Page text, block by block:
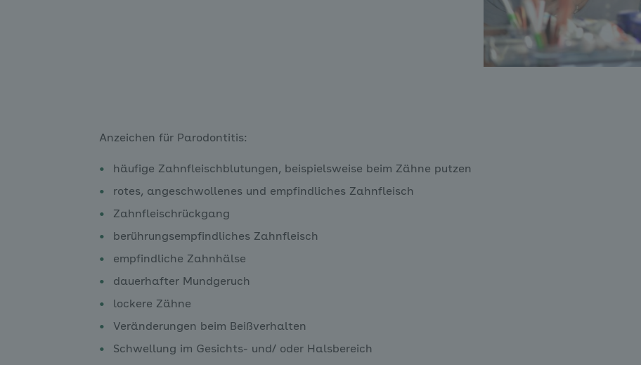
Anzeichen für Parodontitis:
häufige Zahnfleischblutungen, beispielsweise beim Zähne putzen
rotes, angeschwollenes und empfindliches Zahnfleisch
Zahnfleischrückgang
berührungsempfindliches Zahnfleisch
empfindliche Zahnhälse
dauerhafter Mundgeruch
lockere Zähne
Veränderungen beim Beißverhalten
Schwellung im Gesichts- und/ oder Halsbereich